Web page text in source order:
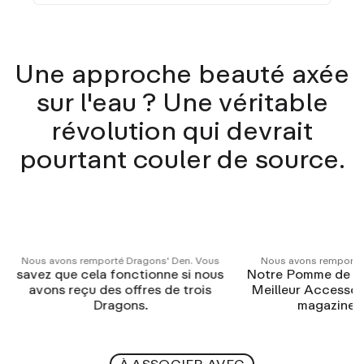
Une approche beauté axée
sur l'eau ? Une véritable
révolution qui devrait
pourtant couler de source.
Les plus grands noms de la beauté nous font
confiance.
Vous pouvez nous trouver chez
Sephora, Selfridges et Cult Beauty.
Nous avons
En empêchant
gâcher